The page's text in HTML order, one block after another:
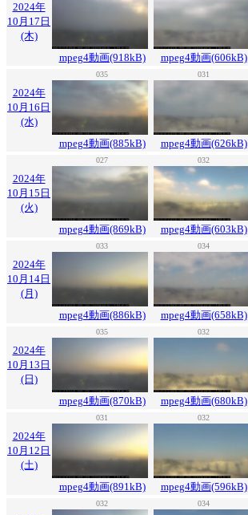
2024年
10月17日
(木)
mpeg4動画(918kB) mpeg4動画(606kB)
035 031
2024年
10月16日
(水)
mpeg4動画(885kB) mpeg4動画(626kB)
027 032
2024年
10月15日
(火)
mpeg4動画(869kB) mpeg4動画(603kB)
033 034
2024年
10月14日
(月)
mpeg4動画(886kB) mpeg4動画(658kB)
035 032
2024年
10月13日
(日)
mpeg4動画(870kB) mpeg4動画(680kB)
031 032
2024年
10月12日
(土)
mpeg4動画(891kB) mpeg4動画(596kB)
032 034